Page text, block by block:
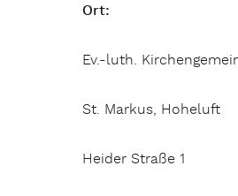
Ort:
Ev.-luth.
St. Markus, Hoheluft
Heider Straße 1